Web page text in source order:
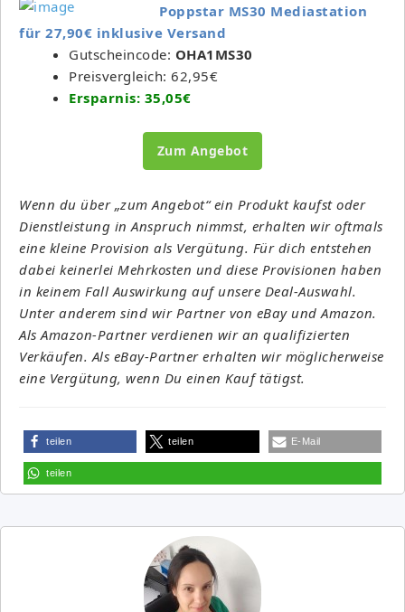
Poppstar MS30 Mediastation
für 27,90€ inklusive Versand
Gutscheincode: OHA1MS30
Preisvergleich: 62,95€
Ersparnis: 35,05€
Zum Angebot
Wenn du über „zum Angebot“ ein Produkt kaufst oder
Dienstleistung in Anspruch nimmst, erhalten wir oftmals
eine kleine Provision als Vergütung. Für dich entstehen
dabei keinerlei Mehrkosten und diese Provisionen haben
in keinem Fall Auswirkung auf unsere Deal-Auswahl.
Unter anderem sind wir Partner von eBay und Amazon.
Als Amazon-Partner verdienen wir an qualifizierten
Verkäufen. Als eBay-Partner erhalten wir möglicherweise
eine Vergütung, wenn Du einen Kauf tätigst.
teilen teilen E-Mail
teilen